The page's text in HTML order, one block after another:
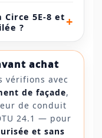
5E-8 et
?
+
achat
vérifions avec
de façade,
de conduit
24.1 — pour
et sans